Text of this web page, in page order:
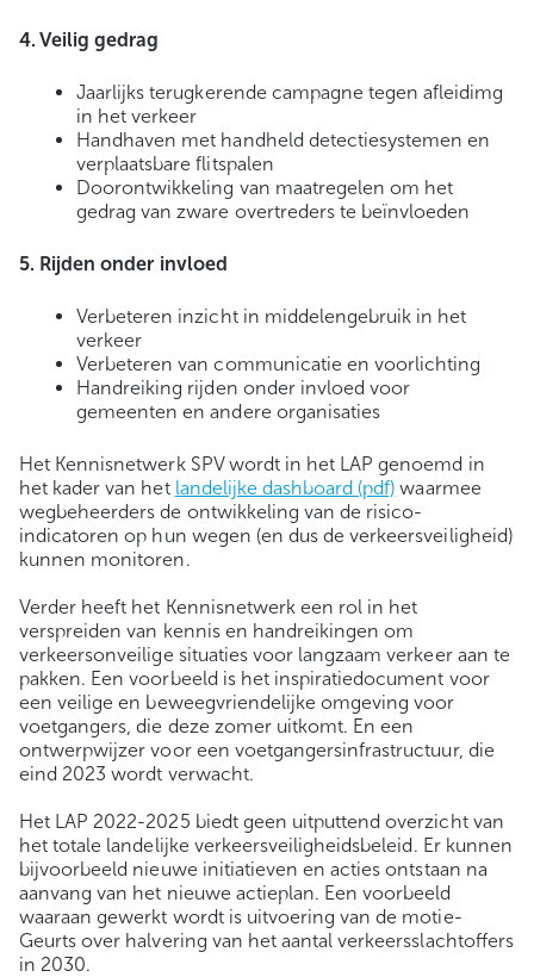
4. Veilig gedrag
Jaarlijks terugkerende campagne tegen afleidimg
in het verkeer
Handhaven met handheld detectiesystemen en
verplaatsbare ﬂitspalen
Doorontwikkeling van maatregelen om het
gedrag van zware overtreders te beïnvloeden
5. Rijden onder invloed
Verbeteren inzicht in middelengebruik in het
verkeer
Verbeteren van communicatie en voorlichting
Handreiking rijden onder invloed voor
gemeenten en andere organisaties
Het Kennisnetwerk SPV wordt in het LAP genoemd in
het kader van het landelijke dashboard (pdf) waarmee
wegbeheerders de ontwikkeling van de risico-
indicatoren op hun wegen (en dus de verkeersveiligheid)
kunnen monitoren.
Verder heeft het Kennisnetwerk een rol in het
verspreiden van kennis en handreikingen om
verkeersonveilige situaties voor langzaam verkeer aan te
pakken. Een voorbeeld is het inspiratiedocument voor
een veilige en beweegvriendelijke omgeving voor
voetgangers, die deze zomer uitkomt. En een
ontwerpwijzer voor een voetgangersinfrastructuur, die
eind 2023 wordt verwacht.
Het LAP 2022-2025 biedt geen uitputtend overzicht van
het totale landelijke verkeersveiligheidsbeleid. Er kunnen
bijvoorbeeld nieuwe initiatieven en acties ontstaan na
aanvang van het nieuwe actieplan. Een voorbeeld
waaraan gewerkt wordt is uitvoering van de motie-
Geurts over halvering van het aantal verkeersslachtoﬀers
in 2030.